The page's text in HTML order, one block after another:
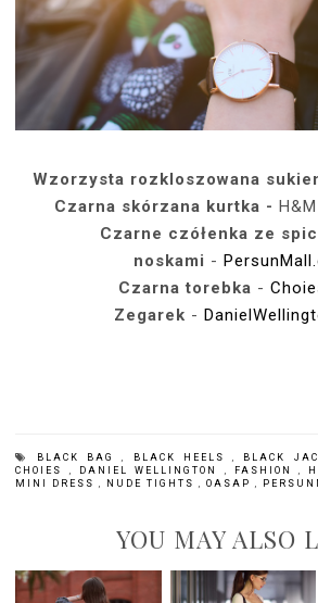
Wzorzysta rozkloszowana
Czarna skórzana kurtka -
Czarne czółenka ze
noskami -
Czarna torebka -
Zegarek -
BLACK BAG BLACK HEELS BLACK
CHOIES
DANIEL WELLINGTON FASHION
MINI DRESS
NUDE TIGHTS ,OASAP
YOU MAY ALSO